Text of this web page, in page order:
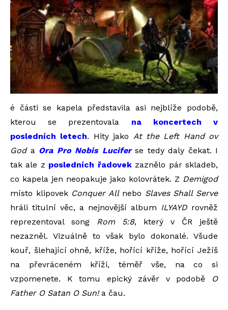
é části se kapela představila asi nejblíže podobě,
kterou se prezentovala na koncertech v
posledních letech. Hity jako At the Left Hand ov
Goda Ora Pro Nobis Luciferse tedy daly čekat. I
tak ale z posledních řadovekzaznělo pár skladeb,
co kapela jen neopakuje jako kolovrátek. Z Demigod
místo klipovek Conquer Allnebo Slaves Shall Serve
hráli titulní věc, a nejnovější album ILYAYD rovněž
reprezentoval song Rom 5:8, který v ČR ještě
nezazněl. Vizuálně to však bylo dokonalé. Všude
kouř, šlehající ohně, kříže, hořící kříže, hořící Ježíš
na převráceném kříži, téměř vše, na co si
vzpomenete. K tomu epický závěr v podobě
O
Father O Satan O Sun!a čau.